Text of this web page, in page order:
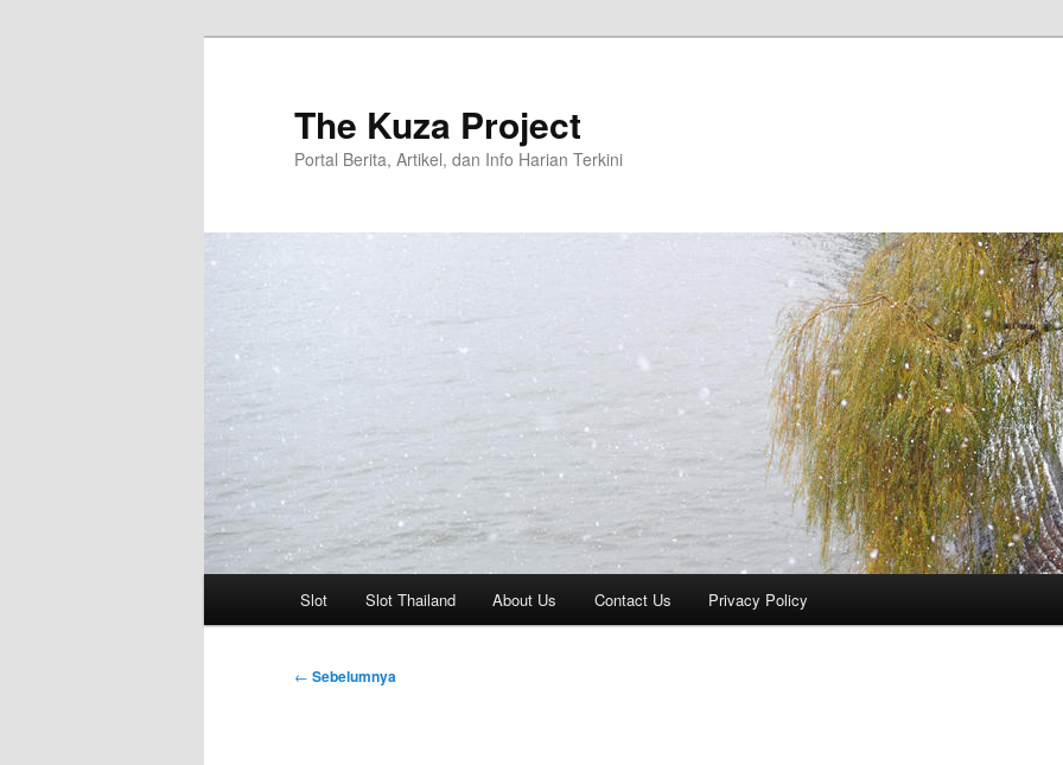
The Kuza Project
Portal Berita, Artikel, dan Info Harian Terkini
Slot Slot Thailand About Us Contact Us Privacy Policy
Navigasi
← Sebelumnya